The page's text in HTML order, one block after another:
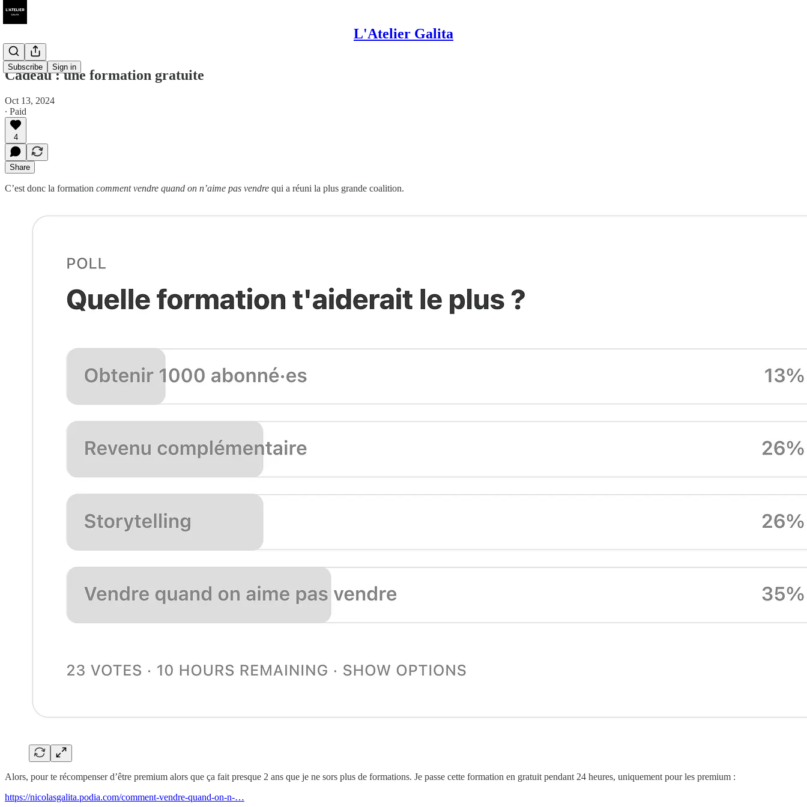
L'Atelier Galita
Subscribe Sign in
Cadeau : une formation gratuite
Oct 13, 2024
∙ Paid
4
Share
C’est donc la formation comment vendre quand on n’aime pas vendre qui a réuni la plus grande coalition.
Alors, pour te récompenser d’être premium alors que ça fait presque 2 ans que je ne sors plus de formations. Je passe cette formation en gratuit pendant 24 heures, uniquement pour les premium :
https://nicolasgalita.podia.com/comment-vendre-quand-on-n-…